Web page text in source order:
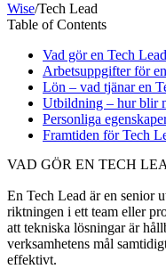
Wise/Tech Lead
Table of Contents
Vad gör en Tech
Arbetsuppgifter för
Lön – vad tjänar en
Utbildning – hur blir
Personliga
Framtiden för Tech
VAD GÖR EN TECH
En Tech Lead är en senior
riktningen i ett team eller
att tekniska lösningar är
verksamhetens mål
effektivt.